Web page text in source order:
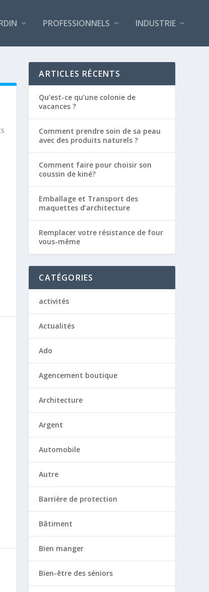
PROFESSIONNELS INDUSTRIE
ARTICLES RÉCENTS
Qu’est-ce qu’une colonie de
vacances ?
Comment prendre soin de sa peau
avec des produits naturels ?
Comment faire pour choisir son
coussin de kiné?
Emballage et Transport des
maquettes d’architecture
Remplacer votre résistance de four
vous-même
CATÉGORIES
activités
Actualités
Ado
Agencement boutique
Architecture
Argent
Automobile
Autre
Barrière de protection
Bâtiment
Bien manger
Bien-être des séniors